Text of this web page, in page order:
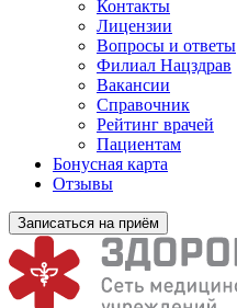
Контакты
Лицензии
Вопросы и ответы
Филиал Нацздрав
Вакансии
Справочник
Рейтинг врачей
Пациентам
Бонусная карта
Отзывы
Записаться на приём